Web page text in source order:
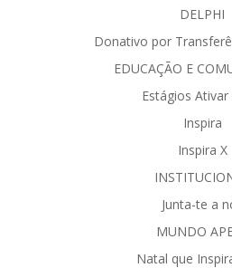
DELPHI
Donativo por
EDUCAÇÃO E
Estágios Ativar
Inspira
Inspira X
Junta-te a
MUNDO
Natal que